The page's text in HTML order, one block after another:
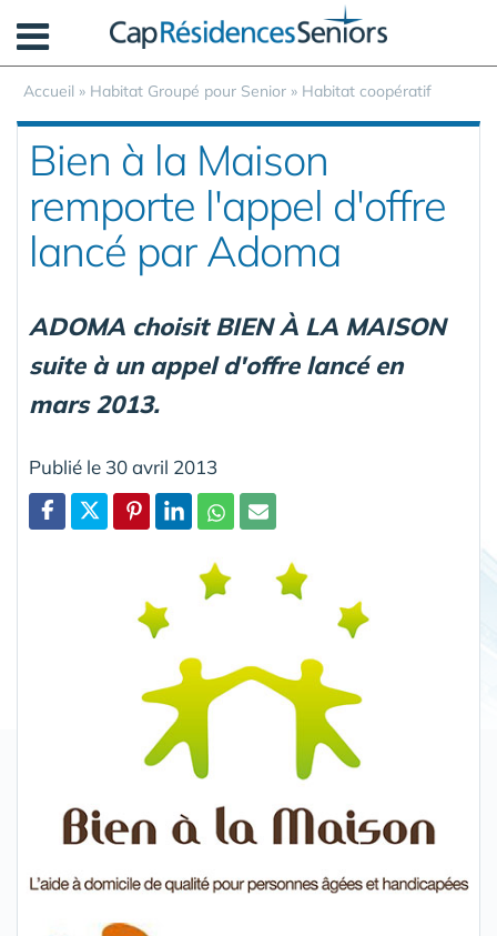
Accueil » Habitat Groupé pour Senior » Habitat coopératif
Bien à la Maison
remporte l'appel d'offre
lancé par Adoma
ADOMA choisit BIEN À LA MAISON
suite à un appel d'offre lancé en
mars 2013.
Publié le 30 avril 2013
Panneau de gestion des cookies